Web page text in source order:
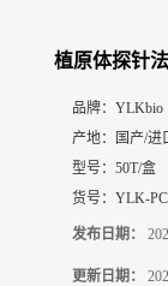
植原体探针
品牌： YLKbio
产地：
国产/进
型号： 50T/盒
货号： YLK-
发布日期：
更新日期：